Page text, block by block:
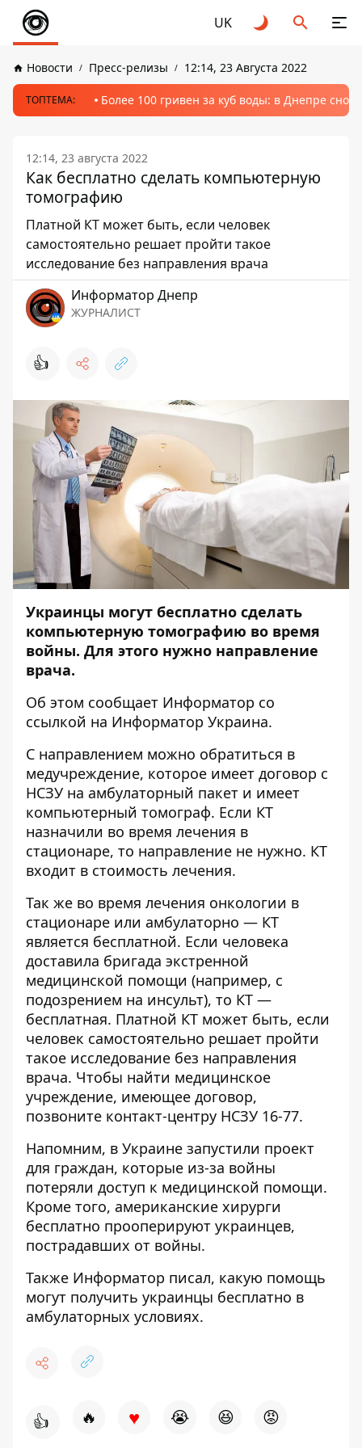
UK
Новости Пресс-релизы 12:14, 23 Августа 2022
ТОПТЕМА: Более 100 гривен за куб воды: в Днепре
12:14, 23 августа 2022
Как бесплатно сделать компьютерную
томографию
Платной КТ может быть, если человек
самостоятельно решает пройти такое
исследование без направления врача
Информатор Днепр
ЖУРНАЛИСТ
👍
Украинцы могут бесплатно сделать
компьютерную томографию во время
войны. Для этого нужно направление
врача.
Об этом сообщает Информатор со
ссылкой на Информатор Украина.
С направлением можно обратиться в
медучреждение, которое имеет договор с
НСЗУ на амбулаторный пакет и имеет
компьютерный томограф. Если КТ
назначили во время лечения в
стационаре, то направление не нужно. КТ
входит в стоимость лечения.
Так же во время лечения онкологии в
стационаре или амбулаторно — КТ
является бесплатной. Если человека
доставила бригада экстренной
медицинской помощи (например, с
подозрением на инсульт), то КТ —
бесплатная. Платной КТ может быть, если
человек самостоятельно решает пройти
такое исследование без направления
врача. Чтобы найти медицинское
учреждение, имеющее договор,
позвоните контакт-центру НСЗУ 16-77.
Напомним, в Украине запустили проект
для граждан, которые из-за войны
потеряли доступ к медицинской помощи.
Кроме того, американские хирурги
бесплатно прооперируют украинцев,
пострадавших от войны.
Также Информатор писал, какую помощь
могут получить украинцы бесплатно в
амбулаторных условиях.
👍 🔥 ♥ 😭 😆 😡